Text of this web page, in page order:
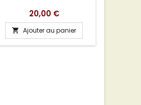
Prix
20,00 €
 Ajouter au panier